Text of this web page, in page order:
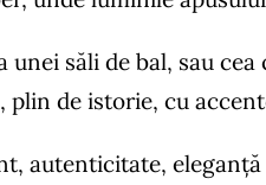
săli de bal, sau
de istorie, cu
autenticitate,